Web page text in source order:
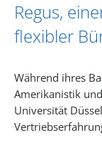
Regus,
flexibler
Während ihres
Amerikanistik
Universität